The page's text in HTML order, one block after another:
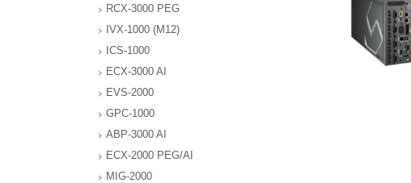
RCX-3000 PEG
IVX-1000 (M12)
ICS-1000
ECX-3000 AI
EVS-2000
GPC-1000
ABP-3000 AI
ECX-2000 PEG/AI
MIG-2000